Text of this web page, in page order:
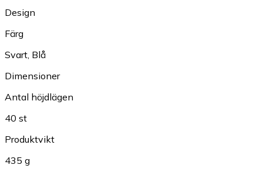
Design
Färg
Svart, Blå
Dimensioner
Antal höjdlägen
40 st
Produktvikt
435 g